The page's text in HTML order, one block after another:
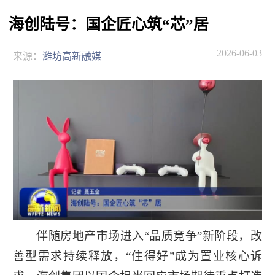
海创陆号：国企匠心筑“芯”居
来源： 潍坊高新融媒 2026-06-03
伴随房地产市场进入“品质竞争”新阶段，改
善型需求持续释放，“住得好”成为置业核心诉